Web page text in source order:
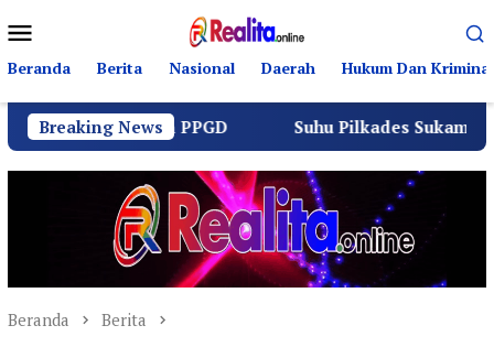
ke
kontenMobile
Beranda Berita Nasional Daerah Hukum Dan Kriminal
Breaking News
PPGD Suhu Pilkades Sukamulya Memanas,
Beranda Berita